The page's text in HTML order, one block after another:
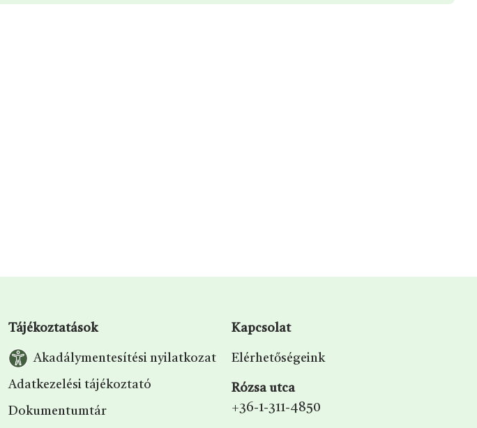
Tájékoztatások
Akadálymentesítési nyilatkozat
Adatkezelési tájékoztató
Dokumentumtár
Kapcsolat
Elérhetőségeink
Rózsa utca
+36-1-311-4850